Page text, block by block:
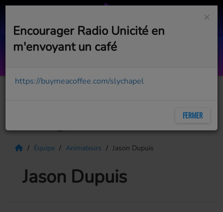
Lonely Road
Équipe Animateurs Jason Dupuis
Jason Dupuis
×
Encourager Radio Unicité en
m'envoyant un café
https://buymeacoffee.com/slychapel
FERMER